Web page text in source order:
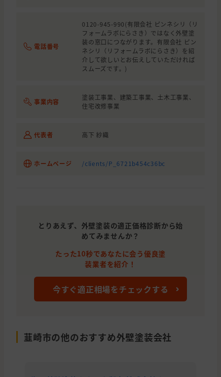
電話番号
0120-945-990(有限会社 ピンネシリ（リ
フォームラボにらさき）ではなく外壁塗
装の窓口につながります。有限会社 ピン
ネシリ（リフォームラボにらさき）を紹
介して欲しいとお伝えしていただければ
スムーズです。)
事業内容
塗装工事業、建築工事業、土木工事業、
住宅改修事業
代表者 高下 紗織
ホームページ /clients/P_6721b454c36bc
とりあえず、外壁塗装の適正価格診断から始
めてみませんか？
たった10秒であなたに会う優良塗
装業者を紹介！
今すぐ適正相場をチェックする
韮崎市の他のおすすめ外壁塗装会社